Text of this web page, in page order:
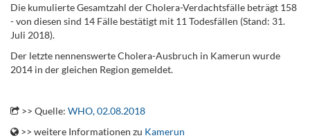
Die kumulierte Gesamtzahl der Cholera-Verdachtsfälle beträgt 158
- von diesen sind 14 Fälle bestätigt mit 11 Todesfällen (Stand: 31.
Juli 2018).
Der letzte nennenswerte Cholera-Ausbruch in Kamerun wurde
2014 in der gleichen Region gemeldet.
>> Quelle: WHO, 02.08.2018
>> weitere Informationen zu Kamerun